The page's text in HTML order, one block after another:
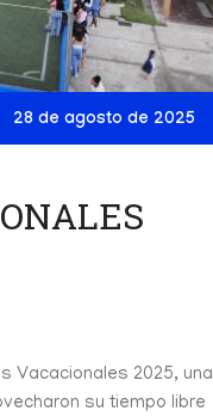
28 de agosto de 2025
Vacacionales 2025, una
su tiempo libre